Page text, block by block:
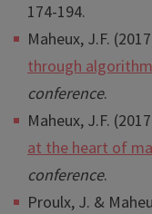
174-194.
Maheux, J.F.
through
conference.
Maheux, J.F.
at the heart of
conference.
Proulx, J. &